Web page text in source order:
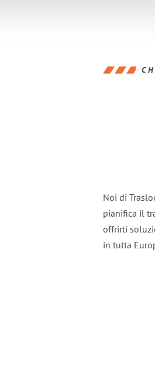
Noi di
pianifica il
offrirti
in tutta